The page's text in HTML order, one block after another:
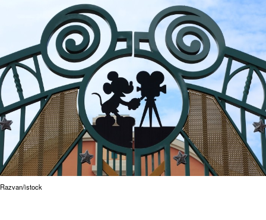
Razvan/istock